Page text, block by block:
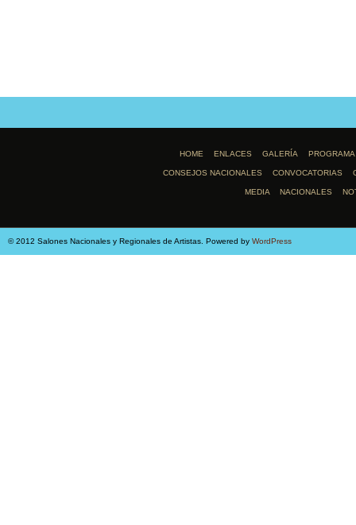
HOME ENLACES GALERÍA PROGRAMA
CONSEJOS NACIONALES CONVOCATORIAS
MEDIA NACIONALES
© 2012 Salones Nacionales y Regionales de Artistas. Powered by WordPress